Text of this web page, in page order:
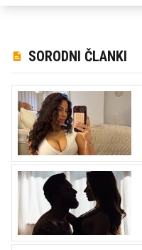
SORODNI ČLANKI